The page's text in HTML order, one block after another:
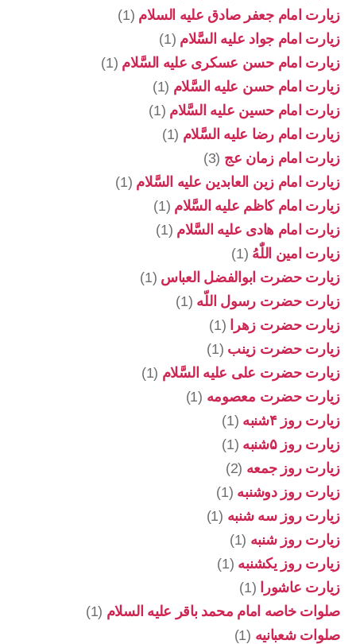
زیارت امام جعفر صادق علیه السلام (1)
زیارت امام جواد علیه السَّلام (1)
زیارت امام حسن عسکری علیه السَّلام (1)
زیارت امام حسن علیه السَّلام (1)
زیارت امام حسین علیه السَّلام (1)
زیارت امام رضا علیه السَّلام (1)
زیارت امام زمان عج (3)
زیارت امام زین العابدین علیه السَّلام (1)
زیارت امام کاظم علیه السَّلام (1)
زیارت امام هادی علیه السَّلام (1)
زیارت امین اللّٰهُ (1)
زیارت حضرت ابوالفضل العباس (1)
زیارت حضرت رسول اللّه (1)
زیارت حضرت زهرا
(1)
زیارت حضرت زینب (1)
زیارت حضرت علی علیه السَّلام (1)
زیارت حضرت معصومه (1)
زیارت روز ۴شنبه
(1)
زیارت روز ۵شنبه
(1)
زیارت روز جمعه (2)
زیارت روز دوشنبه (1)
زیارت روز سه شنبه (1)
زیارت روز شنبه (1)
زیارت روز یکشنبه (1)
زیارت عاشورا
(1)
صلوات خاصه امام محمد باقر علیه السلام (1)
صلوات شعبانیه (1)